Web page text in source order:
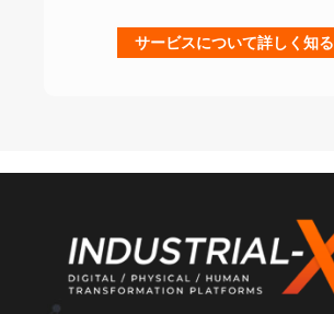
サービスについて詳しく知る